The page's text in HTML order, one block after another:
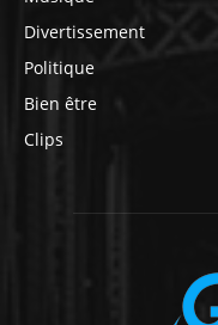
Divertissement
Politique
Bien être
Clips